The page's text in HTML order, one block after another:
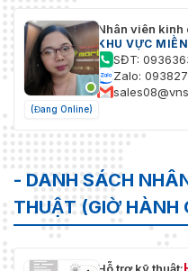
(Đang Online)
Nhân viên kinh
KHU VỰC
SĐT:
Zalo:
- DANH SÁCH
THUẬT (GIỜ HÀNH